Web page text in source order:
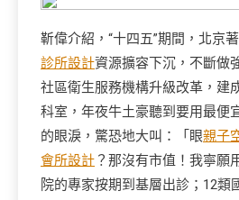
靳偉介紹，“十四五”期間，北京
診所設計資源擴容下沉，不斷做
社區衛生服務機構升級改革，建
科室，年夜牛土豪聽到要用最便
的眼淚，驚恐地大叫：「眼親子
會所設計 ？那沒有市值！我寧願
院的專家按期到基層出診；12類